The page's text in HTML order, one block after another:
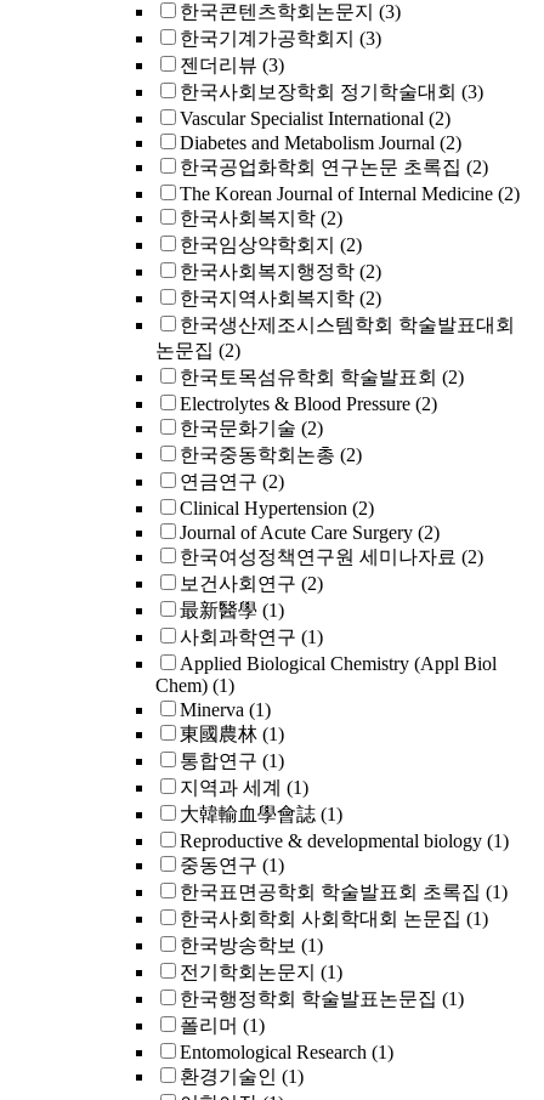
한국콘텐츠학회논문지 (3)
한국기계가공학회지 (3)
젠더리뷰 (3)
한국사회보장학회 정기학술대회 (3)
Vascular Specialist International (2)
Diabetes and Metabolism Journal (2)
한국공업화학회 연구논문 초록집 (2)
The Korean Journal of Internal Medicine (2)
한국사회복지학 (2)
한국임상약학회지 (2)
한국사회복지행정학 (2)
한국지역사회복지학 (2)
한국생산제조시스템학회 학술발표대회
논문집 (2)
한국토목섬유학회 학술발표회 (2)
Electrolytes & Blood Pressure (2)
한국문화기술 (2)
한국중동학회논총 (2)
연금연구 (2)
Clinical Hypertension (2)
Journal of Acute Care Surgery (2)
한국여성정책연구원 세미나자료 (2)
보건사회연구 (2)
最新醫學 (1)
사회과학연구 (1)
Applied Biological Chemistry (Appl Biol
Chem) (1)
Minerva (1)
東國農林 (1)
통합연구 (1)
지역과 세계 (1)
大韓輸血學會誌 (1)
Reproductive & developmental biology (1)
중동연구 (1)
한국표면공학회 학술발표회 초록집 (1)
한국사회학회 사회학대회 논문집 (1)
한국방송학보 (1)
전기학회논문지 (1)
한국행정학회 학술발표논문집 (1)
폴리머 (1)
Entomological Research (1)
환경기술인 (1)